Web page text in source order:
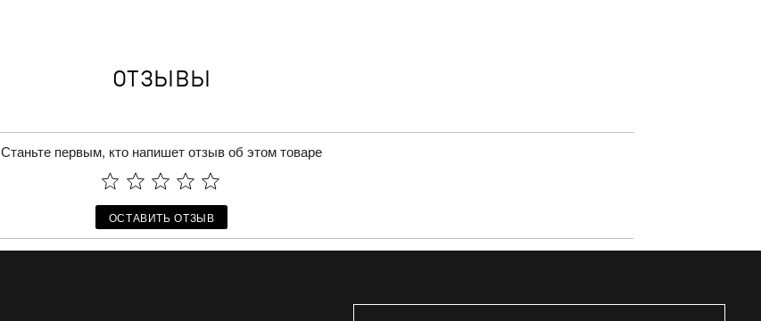
ОТЗЫВЫ
Станьте первым, кто напишет отзыв об этом товаре
ОСТАВИТЬ ОТЗЫВ